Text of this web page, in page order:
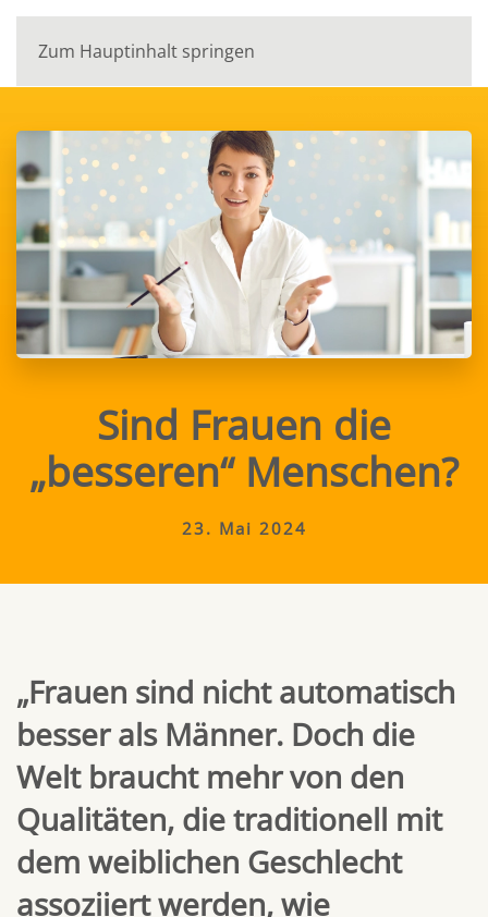
Zum Hauptinhalt springen
Sind Frauen die
„besseren“ Menschen?
23. Mai 2024
„Frauen sind nicht automatisch
besser als Männer. Doch die
Welt braucht mehr von den
Qualitäten, die traditionell mit
dem weiblichen Geschlecht
assoziiert werden, wie